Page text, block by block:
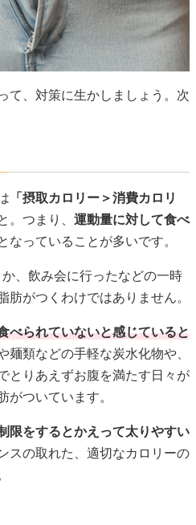
て、対策に生かしましょう。次
「摂取カロリー＞消費カロリ
。つまり、 運動量に対して食べ
なっていることが多いです。
、飲み会に行ったなどの一時
がつくわけではありません。
べられていないと感じていると
麺類などの手軽な炭水化物や、
とりあえずお腹を満たす日々が
ついています。
限をするとかえって太りやすい
スの取れた、適切なカロリーの